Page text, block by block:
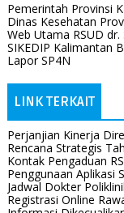
Pemerintah Provinsi
Dinas Kesehatan
Web Utama RSUD dr.
SIKEDIP Kalimantan
Lapor SP4N
LINK TERKAIT
Perjanjian Kinerja
Rencana Strategis
Kontak Pengaduan
Penggunaan Aplikasi
Jadwal Dokter
Registrasi Online